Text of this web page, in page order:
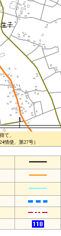
て、
使、第27号）
━━
━━
━━